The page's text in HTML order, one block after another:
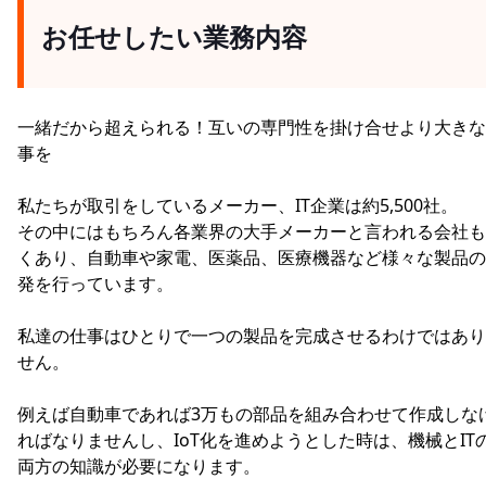
お任せしたい業務内容
一緒だから超えられる！互いの専門性を掛け合せより大き
事を
私たちが取引をしているメーカー、IT企業は約5,500社。
その中にはもちろん各業界の大手メーカーと言われる会社
くあり、自動車や家電、医薬品、医療機器など様々な製品
発を行っています。
私達の仕事はひとりで一つの製品を完成させるわけではあ
せん。
例えば自動車であれば3万もの部品を組み合わせて作成しな
ればなりませんし、IoT化を進めようとした時は、機械とIT
両方の知識が必要になります。